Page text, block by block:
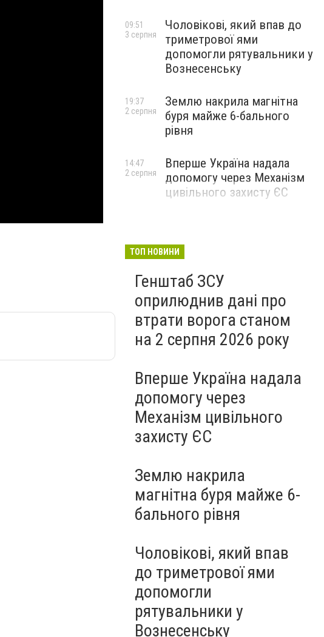
Чоловікові, який впав до
триметрової ями
допомогли рятувальники у
Вознесенську
09:51
3 серпня
Землю накрила магнітна
буря майже 6-бального
рівня
19:37
2 серпня
Вперше Україна надала
допомогу через Механізм
цивільного захисту ЄС
14:47
2 серпня
ТОП НОВИНИ
Генштаб ЗСУ
оприлюднив дані про
втрати ворога станом
на 2 серпня 2026 року
Вперше Україна надала
допомогу через
Механізм цивільного
захисту ЄС
Землю накрила
магнітна буря майже 6-
бального рівня
Чоловікові, який впав
до триметрової ями
допомогли
рятувальники у
Вознесенську